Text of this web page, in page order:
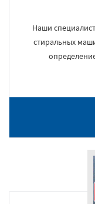
Наши
стиральных